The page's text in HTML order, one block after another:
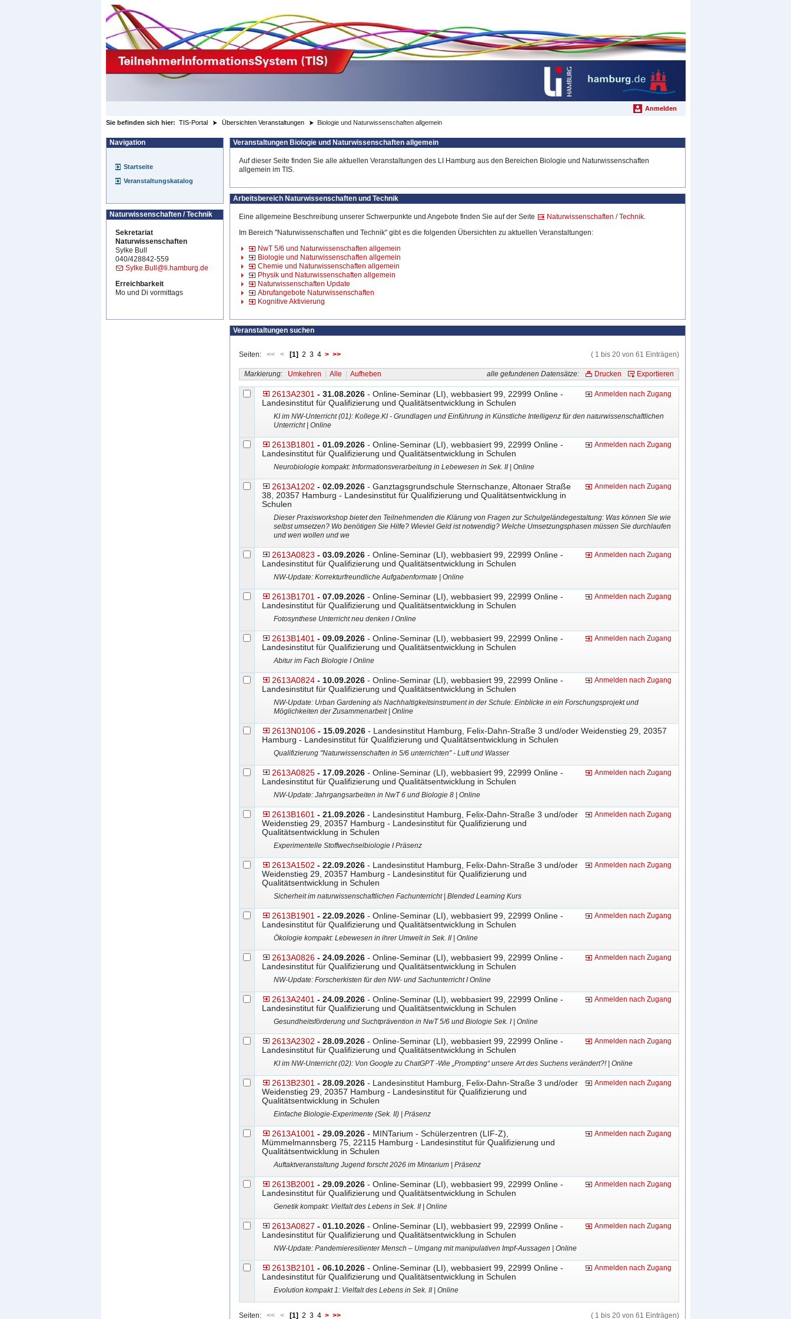
Anmelden
Sie befinden sich hier: TIS-Portal Übersichten Veranstaltungen Biologie und Naturwissenschaften allgemein
Navigation
Startseite
Veranstaltungskatalog
Naturwissenschaften / Technik
Sekretariat
Naturwissenschaften
Sylke Bull
040/428842-559
Sylke.Bull@li.hamburg.de
Erreichbarkeit
Mo und Di vormittags
Veranstaltungen Biologie und Naturwissenschaften allgemein
Auf dieser Seite finden Sie alle aktuellen Veranstaltungen des LI Hamburg aus den Bereichen Biologie und Naturwissenschaften
allgemein im TIS.
Arbeitsbereich Naturwissenschaften und Technik
Eine allgemeine Beschreibung unserer Schwerpunkte und Angebote finden Sie auf der Seite Naturwissenschaften / Technik.
Im Bereich "Naturwissenschaften und Technik" gibt es die folgenden Übersichten zu aktuellen Veranstaltungen:
NwT 5/6 und Naturwissenschaften allgemein
Biologie und Naturwissenschaften allgemein
Chemie und Naturwissenschaften allgemein
Physik und Naturwissenschaften allgemein
Naturwissenschaften Update
Abrufangebote Naturwissenschaften
Kognitive Aktivierung
Veranstaltungen suchen
Seiten: << < [1] 2 3 4 >>> ( 1 bis 20 von 61 Einträgen)
Markierung: Umkehren Alle Aufheben alle gefundenen Datensätze: Drucken Exportieren
2613A2301 - 31.08.2026- Online-Seminar (LI), webbasiert 99, 22999 Online -
Landesinstitut für Qualifizierung und Qualitätsentwicklung in Schulen
Anmelden nach Zugang
KI im NW-Unterricht (01): Kollege.KI - Grundlagen und Einführung in Künstliche Intelligenz für den naturwissenschaftlichen
Unterricht | Online
2613B1801 - 01.09.2026- Online-Seminar (LI), webbasiert 99, 22999 Online -
Landesinstitut für Qualifizierung und Qualitätsentwicklung in Schulen
Anmelden nach Zugang
Neurobiologie kompakt: Informationsverarbeitung in Lebewesen in Sek. II | Online
2613A1202 - 02.09.2026- Ganztagsgrundschule Sternschanze, Altonaer Straße
38, 20357 Hamburg - Landesinstitut für Qualifizierung und Qualitätsentwicklung in
Schulen
Anmelden nach Zugang
Dieser Praxisworkshop bietet den Teilnehmenden die Klärung von Fragen zur Schulgeländegestaltung: Was können Sie wie
selbst umsetzen? Wo benötigen Sie Hilfe? Wieviel Geld ist notwendig? Welche Umsetzungsphasen müssen Sie durchlaufen
und wen wollen und we
2613A0823 - 03.09.2026- Online-Seminar (LI), webbasiert 99, 22999 Online -
Landesinstitut für Qualifizierung und Qualitätsentwicklung in Schulen
Anmelden nach Zugang
NW-Update: Korrekturfreundliche Aufgabenformate | Online
2613B1701 - 07.09.2026- Online-Seminar (LI), webbasiert 99, 22999 Online -
Landesinstitut für Qualifizierung und Qualitätsentwicklung in Schulen
Anmelden nach Zugang
Fotosynthese Unterricht neu denken I Online
2613B1401 - 09.09.2026- Online-Seminar (LI), webbasiert 99, 22999 Online -
Landesinstitut für Qualifizierung und Qualitätsentwicklung in Schulen
Anmelden nach Zugang
Abitur im Fach Biologie I Online
2613A0824 - 10.09.2026- Online-Seminar (LI), webbasiert 99, 22999 Online -
Landesinstitut für Qualifizierung und Qualitätsentwicklung in Schulen
Anmelden nach Zugang
NW-Update: Urban Gardening als Nachhaltigkeitsinstrument in der Schule: Einblicke in ein Forschungsprojekt und
Möglichkeiten der Zusammenarbeit | Online
2613N0106 - 15.09.2026- Landesinstitut Hamburg, Felix-Dahn-Straße 3 und/oder Weidenstieg 29, 20357
Hamburg - Landesinstitut für Qualifizierung und Qualitätsentwicklung in Schulen
Qualifizierung "Naturwissenschaften in 5/6 unterrichten" - Luft und Wasser
2613A0825 - 17.09.2026- Online-Seminar (LI), webbasiert 99, 22999 Online -
Landesinstitut für Qualifizierung und Qualitätsentwicklung in Schulen
Anmelden nach Zugang
NW-Update: Jahrgangsarbeiten in NwT 6 und Biologie 8 | Online
2613B1601 - 21.09.2026- Landesinstitut Hamburg, Felix-Dahn-Straße 3 und/oder
Weidenstieg 29, 20357 Hamburg - Landesinstitut für Qualifizierung und
Qualitätsentwicklung in Schulen
Anmelden nach Zugang
Experimentelle Stoffwechselbiologie I Präsenz
2613A1502 - 22.09.2026- Landesinstitut Hamburg, Felix-Dahn-Straße 3 und/oder
Weidenstieg 29, 20357 Hamburg - Landesinstitut für Qualifizierung und
Qualitätsentwicklung in Schulen
Anmelden nach Zugang
Sicherheit im naturwissenschaftlichen Fachunterricht | Blended Learning Kurs
2613B1901 - 22.09.2026- Online-Seminar (LI), webbasiert 99, 22999 Online -
Landesinstitut für Qualifizierung und Qualitätsentwicklung in Schulen
Anmelden nach Zugang
Ökologie kompakt: Lebewesen in ihrer Umwelt in Sek. II | Online
2613A0826 - 24.09.2026- Online-Seminar (LI), webbasiert 99, 22999 Online -
Landesinstitut für Qualifizierung und Qualitätsentwicklung in Schulen
Anmelden nach Zugang
NW-Update: Forscherkisten für den NW- und Sachunterricht I Online
2613A2401 - 24.09.2026- Online-Seminar (LI), webbasiert 99, 22999 Online -
Landesinstitut für Qualifizierung und Qualitätsentwicklung in Schulen
Anmelden nach Zugang
Gesundheitsförderung und Suchtprävention in NwT 5/6 und Biologie Sek. I | Online
2613A2302 - 28.09.2026- Online-Seminar (LI), webbasiert 99, 22999 Online -
Landesinstitut für Qualifizierung und Qualitätsentwicklung in Schulen
Anmelden nach Zugang
KI im NW-Unterricht (02): Von Google zu ChatGPT -Wie „Prompting“ unsere Art des Suchens verändert?! | Online
2613B2301 - 28.09.2026- Landesinstitut Hamburg, Felix-Dahn-Straße 3 und/oder
Weidenstieg 29, 20357 Hamburg - Landesinstitut für Qualifizierung und
Qualitätsentwicklung in Schulen
Anmelden nach Zugang
Einfache Biologie-Experimente (Sek. II) | Präsenz
2613A1001 - 29.09.2026- MINTarium - Schülerzentren (LIF-Z),
Mümmelmannsberg 75, 22115 Hamburg - Landesinstitut für Qualifizierung und
Qualitätsentwicklung in Schulen
Anmelden nach Zugang
Auftaktveranstaltung Jugend forscht 2026 im Mintarium | Präsenz
2613B2001 - 29.09.2026- Online-Seminar (LI), webbasiert 99, 22999 Online -
Landesinstitut für Qualifizierung und Qualitätsentwicklung in Schulen
Anmelden nach Zugang
Genetik kompakt: Vielfalt des Lebens in Sek. II | Online
2613A0827 - 01.10.2026- Online-Seminar (LI), webbasiert 99, 22999 Online -
Landesinstitut für Qualifizierung und Qualitätsentwicklung in Schulen
Anmelden nach Zugang
NW-Update: Pandemieresilienter Mensch – Umgang mit manipulativen Impf-Aussage​n | Online
2613B2101 - 06.10.2026- Online-Seminar (LI), webbasiert 99, 22999 Online -
Landesinstitut für Qualifizierung und Qualitätsentwicklung in Schulen
Anmelden nach Zugang
Evolution kompakt 1: Vielfalt des Lebens in Sek. II | Online
Seiten: << < [1] 2 3 4 >>> ( 1 bis 20 von 61 Einträgen)